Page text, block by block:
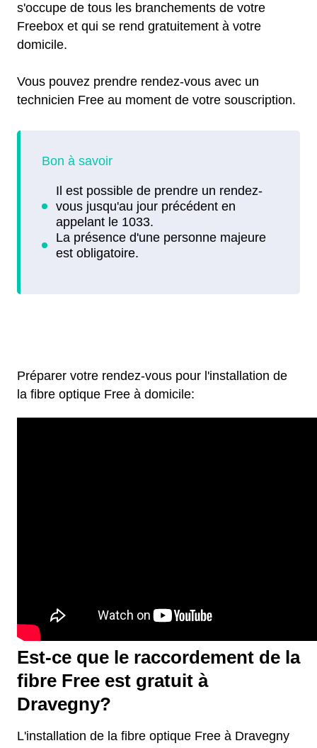
s'occupe de tous les branchements de votre
Freebox et qui se rend gratuitement à votre
domicile.
Vous pouvez prendre rendez-vous avec un
technicien Free au moment de votre souscription.
Préparer votre rendez-vous pour l'installation de
la fibre optique Free à domicile:
Est-ce que le raccordement de la
fibre Free est gratuit à
Dravegny?
L'installation de la fibre optique Free à Dravegny